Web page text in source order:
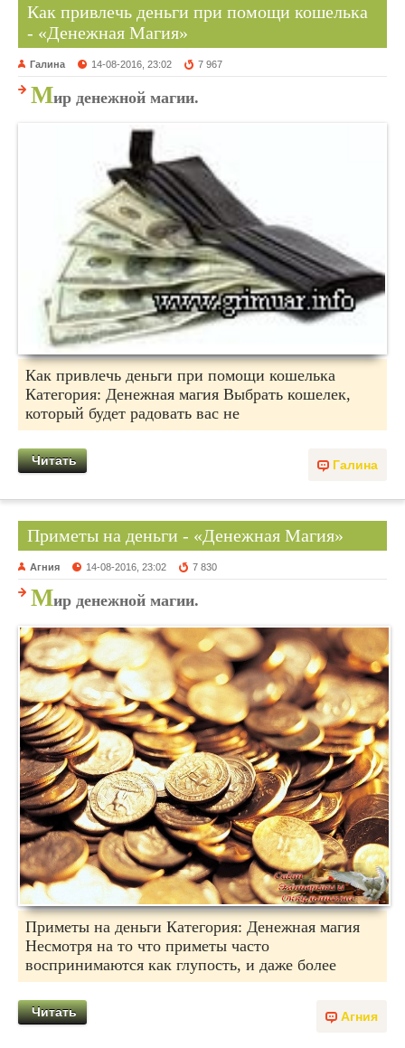
Как привлечь деньги при помощи кошелька
- «Денежная Магия»
Галина 14-08-2016, 23:02 7 967
Мир денежной магии.
Как привлечь деньги при помощи кошелька
Категория: Денежная магия Выбрать кошелек,
который будет радовать вас не
Галина
Читать
Приметы на деньги - «Денежная Магия»
Агния 14-08-2016, 23:02 7 830
Мир денежной магии.
Приметы на деньги Категория: Денежная магия
Несмотря на то что приметы часто
воспринимаются как глупость, и даже более
Агния
Читать